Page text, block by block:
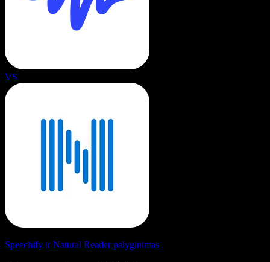
VS
Speechify ir Natural Reader palyginimas